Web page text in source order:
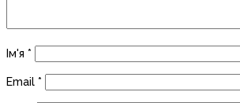
Ім'я *
Email *